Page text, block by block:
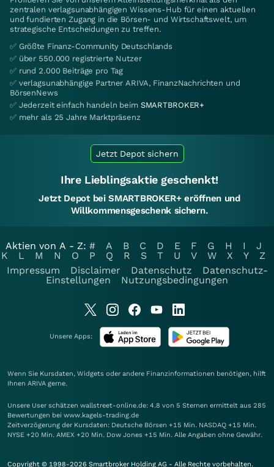
zentralen verlagsunabhängigen Wissens-Hub für einen aktuellen
und fundierten Zugang in die Börsen- und Wirtschaftswelt, um
strategische Entscheidungen zu treffen.
✅ Größte Finanz-Community Deutschlands
✅ über 550.000 registrierte Nutzer
✅ rund 2.000 Beiträge pro Tag
✅ verlagsunabhängige Partner ARIVA, FinanzNachrichten und
BörsenNews
✅ Jederzeit einfach handeln beim SMARTBROKER+
✅ mehr als 25 Jahre Marktpräsenz
Jetzt Depot sichern
Ihre Lieblingsaktie geschenkt!
Jetzt Depot bei SMARTBROKER+ eröffnen und
Willkommensgeschenk sichern.
Aktien von A - Z: # A B C D E F G H I
J
K
L M N O P Q R S T U V W X Y
Z
Impressum
Disclaimer Datenschutz
Datenschutz-
Einstellungen
Nutzungsbedingungen
Unsere Apps:
Wenn Sie Kursdaten, Widgets oder andere Finanzinformationen benötigen, hilft
Ihnen ARIVA gerne.
Unsere User schätzen wallstreet-online.de: 4.8 von 5 Sternen ermittelt aus 285
Bewertungen bei www.kagels-trading.de
Zeitverzögerung der Kursdaten: Deutsche Börsen +15 Min. NASDAQ +15 Min.
NYSE +20 Min. AMEX +20 Min. Dow Jones +15 Min. Alle Angaben ohne Gewähr.
Copyright © 1998-2026 Smartbroker Holding AG - Alle Rechte vorbehalten.